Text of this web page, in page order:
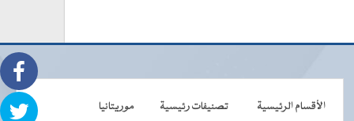
الأقسام الرئيسية تصنيفات رئيسية
موريتانيا